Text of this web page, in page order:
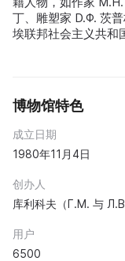
丁、雕塑家 D.Ф. 茨
埃联邦社会主义共和
博物馆特色
成立日期
1980年11月4日
创办人
库利科夫（Г.М. 与 Л.В.
用户
6500